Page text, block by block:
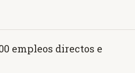
empleos directos e